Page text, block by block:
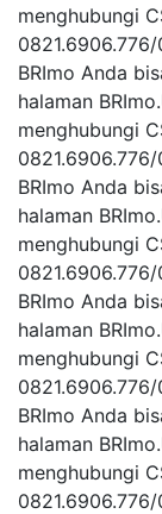
menghubungi
BRImo Anda
halaman
menghubungi
BRImo Anda
halaman
menghubungi
BRImo Anda
halaman
menghubungi
BRImo Anda
halaman
menghubungi